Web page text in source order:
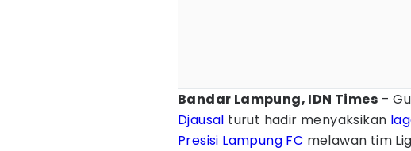
Bandar Lampung, IDN Times –
Djausal turut hadir menyaksikan
Presisi Lampung FC melawan tim